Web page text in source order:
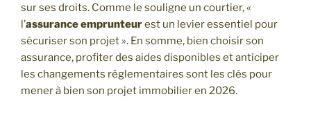
sur ses droits. Comme le souligne un courtier, «
l’assurance emprunteurest un levier essentiel pour
sécuriser son projet ». En somme, bien choisir son
assurance, profiter des aides disponibles et anticiper
les changements réglementaires sont les clés pour
mener à bien son projet immobilier en 2026.